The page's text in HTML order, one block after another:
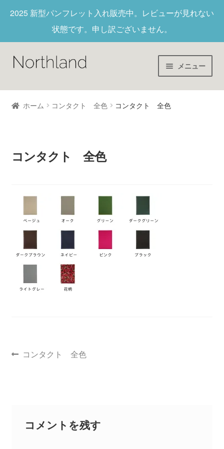
2025 新型パンフレット入れ販売中。レビューが見れない
状態です。申し訳ございません。
メニュー
Home
ヌメ革
アウトレット
お買い物カゴ
ホーム コンタクト 全色 コンタクト 全色
コンタクト 全色
コンタクト 全色
コメントを残す